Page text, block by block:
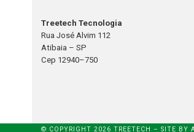
Treetech Tecnologia
Rua José Alvim 112
Atibaia – SP
Cep 12940–750
© COPYRIGHT 2026 TREETECH – SITE BY